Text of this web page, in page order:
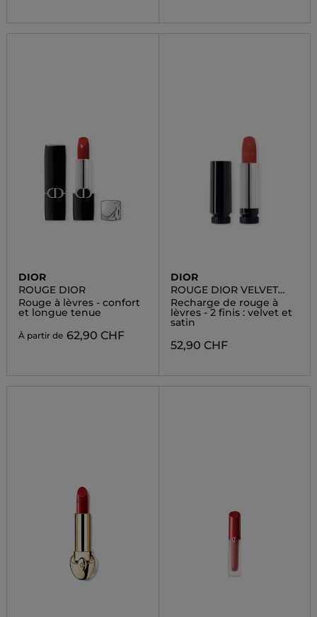
DIOR
ROUGE DIOR
Rouge à lèvres - confort
et longue tenue
À partir de 62,90 CHF
DIOR
ROUGE DIOR VELVET
REFILL
Recharge de rouge à
lèvres - 2 finis : velvet et
satin
52,90 CHF